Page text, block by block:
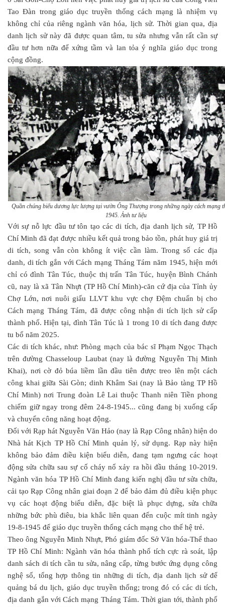
Tao Đàn trong giáo dục truyền thống cách mạng là nhiệm vụ
không chỉ của riêng ngành văn hóa, lịch sử. Thời gian qua, địa
danh lịch sử này đã được quan tâm, tu sửa nhưng vẫn rất cần sự
đầu tư hơn nữa để xứng tầm và lan tỏa ý nghĩa giáo dục trong
cộng đồng.
Quần chúng biểu dương lực lượng tại vườn Ông Thượng trong những ngày cách mạng
1945. Ảnh tư liệu
Với sự nỗ lực đầu tư tôn tạo các di tích, địa danh lịch sử, TP Hồ
Chí Minh đã đạt được nhiều kết quả trong bảo tồn, phát huy giá trị
di tích, song vẫn còn không ít việc cần làm. Trong số các địa
danh, di tích gắn với Cách mạng Tháng Tám năm 1945, hiện mới
chỉ có đình Tân Túc, thuộc thị trấn Tân Túc, huyện Bình Chánh
cũ, nay là xã Tân Nhựt (TP Hồ Chí Minh)-căn cứ địa của Tỉnh ủy
Chợ Lớn, nơi nuôi giấu LLVT khu vực chợ Đệm chuẩn bị cho
Cách mạng Tháng Tám, đã được công nhận di tích lịch sử cấp
thành phố. Hiện tại, đình Tân Túc là 1 trong 10 di tích đang được
tu bổ năm 2025.
Các di tích khác, như: Phòng mạch của bác sĩ Phạm Ngọc Thạch
trên đường Chasseloup Laubat (nay là đường Nguyễn Thị Minh
Khai), nơi cờ đỏ búa liềm lần đầu tiên được treo lên một cách
công khai giữa Sài Gòn; dinh Khâm Sai (nay là Bảo tàng TP Hồ
Chí Minh) nơi Trung đoàn Lê Lai thuộc Thanh niên Tiền phong
chiếm giữ ngay trong đêm 24-8-1945... cũng đang bị xuống cấp
và chuyển công năng hoạt động.
Đối với Rạp hát Nguyễn Văn Hảo (nay là Rạp Công nhân) hiện do
Nhà hát Kịch TP Hồ Chí Minh quản lý, sử dụng. Rạp này hiện
không bảo đảm điều kiện biểu diễn, đang tạm ngưng các hoạt
động sửa chữa sau sự cố cháy nổ xảy ra hồi đầu tháng 10-2019.
Ngành văn hóa TP Hồ Chí Minh đang kiến nghị đầu tư sửa chữa,
cải tạo Rạp Công nhân giai đoạn 2 để bảo đảm đủ điều kiện phục
vụ các hoạt động biểu diễn, đặc biệt là phục dựng, sửa chữa
những bức phù điêu, bia khắc liên quan đến cuộc mít tinh ngày
19-8-1945 để giáo dục truyền thống cách mạng cho thế hệ trẻ.
Theo ông Nguyễn Minh Nhựt, Phó giám đốc Sở Văn hóa-Thể thao
TP Hồ Chí Minh: Ngành văn hóa thành phố tích cực rà soát, lập
danh sách di tích cần tu sửa, nâng cấp, từng bước ứng dụng công
nghệ số, tổng hợp thông tin những di tích, địa danh lịch sử để
quảng bá du lịch, giáo dục truyền thống; trong đó có các di tích,
địa danh gắn với Cách mạng Tháng Tám. Thời gian tới, thành phố